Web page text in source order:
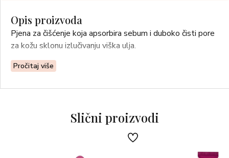
Opis proizvoda
Pjena za čišćenje koja apsorbira sebum i duboko čisti pore
za kožu sklonu izlučivanju viška ulja.
Pročitaj više
Slični proizvodi